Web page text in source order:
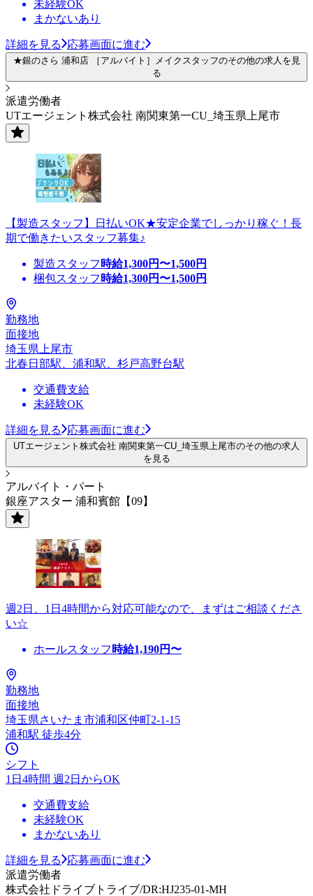
未経験OK
まかないあり
詳細を見る 応募画面に進む
★銀のさら 浦和店 ［アルバイト］メイクスタッフのその他の求人を見
る
派遣労働者
UTエージェント株式会社 南関東第一CU_埼玉県上尾市
【製造スタッフ】日払いOK★安定企業でしっかり稼ぐ！長
期で働きたいスタッフ募集♪
製造スタッフ 時給1,300円〜1,500円
梱包スタッフ 時給1,300円〜1,500円
勤務地
面接地
埼玉県上尾市
北春日部駅、浦和駅、杉戸高野台駅
交通費支給
未経験OK
詳細を見る 応募画面に進む
UTエージェント株式会社 南関東第一CU_埼玉県上尾市のその他の求人
を見る
アルバイト・パート
銀座アスター 浦和賓館【09】
週2日、1日4時間から対応可能なので、まずはご相談くださ
い☆
ホールスタッフ 時給1,190円〜
勤務地
面接地
埼玉県さいたま市浦和区仲町2-1-15
浦和駅 徒歩4分
シフト
1日4時間 週2日からOK
交通費支給
未経験OK
まかないあり
詳細を見る
応募画面に進む
派遣労働者
株式会社ドライブトライブ/DR:HJ235-01-MH